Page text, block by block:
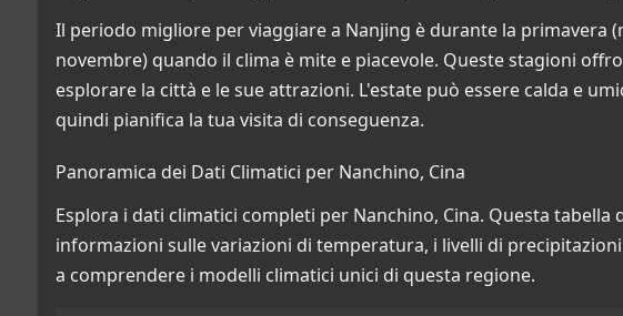
Il periodo migliore per viaggiare a Nanjing è durante la primavera
novembre) quando il clima è mite e piacevole. Queste stagioni
esplorare la città e le sue attrazioni. L'estate può essere calda e
quindi pianifica la tua visita di conseguenza.
Panoramica dei Dati Climatici per Nanchino, Cina
Esplora i dati climatici completi per Nanchino, Cina. Questa
informazioni sulle variazioni di temperatura, i livelli di
a comprendere i modelli climatici unici di questa regione.